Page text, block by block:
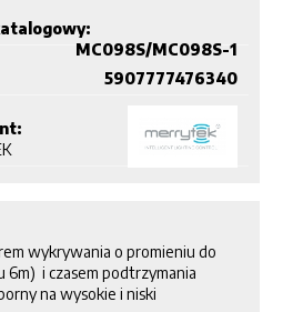
MC098S/MC098S-1
5907777476340
wykrywania o promieniu do
6m) i czasem podtrzymania
na wysokie i niski